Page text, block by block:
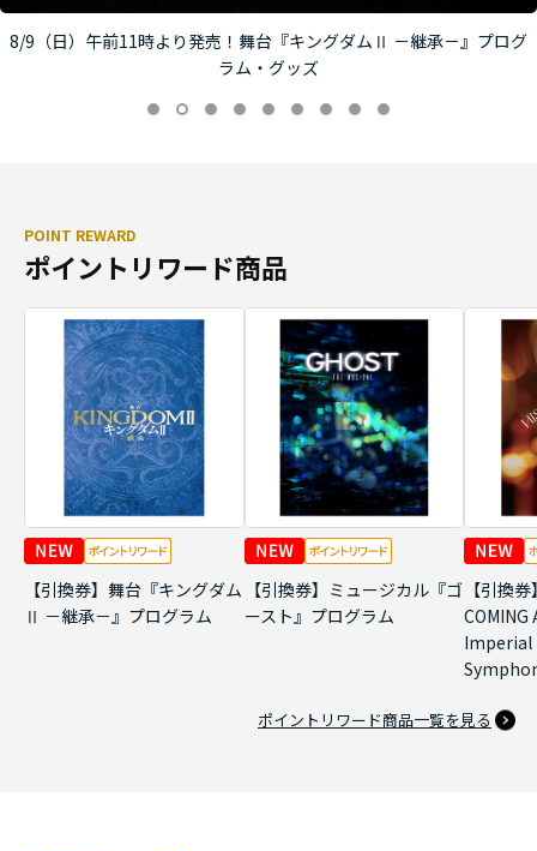
8/9（日）午前11時より発売！舞台『キングダムⅡ －継承－』プログ
ラム・グッズ
POINT REWARD
ポイントリワード商品
【引換券】舞台『キングダム
Ⅱ －継承－』プログラム
【引換券】ミュージカル『ゴ
ースト』プログラム
【引換
COMING
ポイントリワード商品一覧を見る